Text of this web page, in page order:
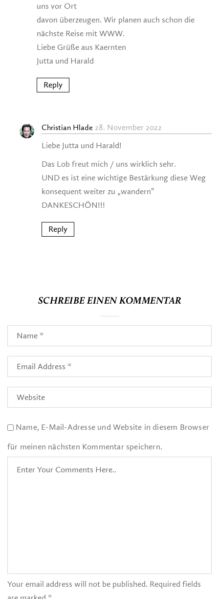
uns vor Ort
davon überzeugen. Wir planen auch schon die
nächste Reise mit WWW.
Liebe Grüße aus Kaernten
Jutta und Harald
Reply
Christian Hlade 28. November 2022
Liebe Jutta und Harald!
Das Lob freut mich / uns wirklich sehr.
UND es ist eine wichtige Bestärkung diese Weg
konsequent weiter zu „wandern“
DANKESCHÖN!!!
Reply
SCHREIBE EINEN KOMMENTAR
Name, E-Mail-Adresse und Website in diesem Browser
für meinen nächsten Kommentar speichern.
Your email address will not be published. Required fields